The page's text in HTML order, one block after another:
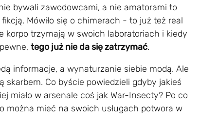
bywali zawodowcami, a nie amatorami to
Mówiło się o chimerach - to już też real
korpo trzymają w swoich laboratoriach i kiedy
tego już nie da się zatrzymać.
informacje, a wynaturzanie siebie modą. Ale
Co byście powiedzieli gdyby jakieś
miało w arsenale coś jak War-Insecty? Po co
można mieć na swoich usługach potwora w